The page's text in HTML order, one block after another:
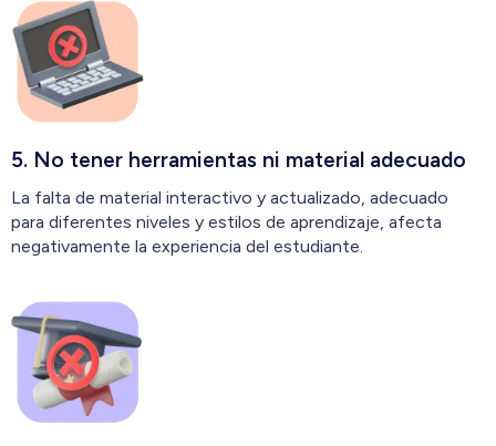
5. No tener herramientas ni material adecuado
La falta de material interactivo y actualizado, adecuado
para diferentes niveles y estilos de aprendizaje, afecta
negativamente la experiencia del estudiante.